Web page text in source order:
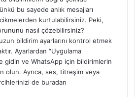
bu sayede anlık mesajları
kurtulabilirsiniz. Peki,
nasıl çözebilirsiniz?
bildirim ayarlarını kontrol etmek
Ayarlardan “Uygulama
gidin ve WhatsApp için bildirimlerin
olun. Ayrıca, ses, titreşim veya
de buradan